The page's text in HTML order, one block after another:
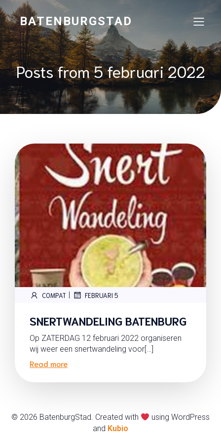
BATENBURGSTAD
Posts from 5 februari 2022
COMPAT | FEBRUARI 5
SNERTWANDELING BATENBURG
Op ZATERDAG 12 februari 2022 organiseren
wij weer een snertwandeling voor[…]
Read more
© 2026 BatenburgStad. Created with
using WordPress
and Kubio